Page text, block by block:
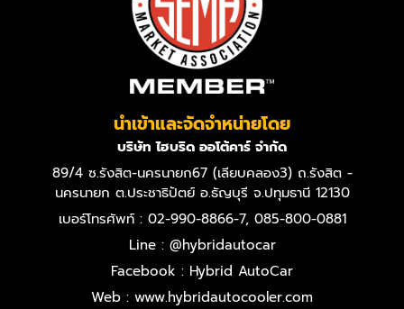
นำเข้าและจัดจำหน่ายโดย
บริษัท ไฮบริด ออโต้คาร์ จำกัด
89/4 ซ.รังสิต-นครนายก67 (เลียบคลอง3) ถ.รังสิต -
นครนายก ต.ประชาธิปัตย์ อ.ธัญบุรี จ.ปทุมธานี 12130
เบอร์โทรศัพท์ : 02-990-8866-7, 085-800-0881
Line : @hybridautocar
Facebook : Hybrid AutoCar
Web : www.hybridautocooler.com